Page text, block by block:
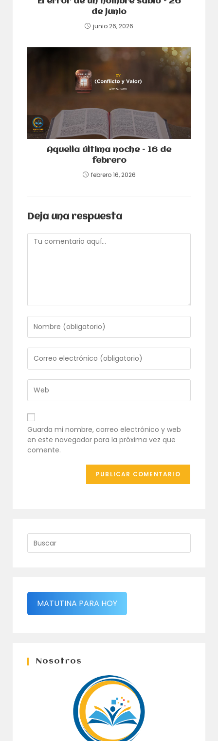
de junio
junio 26, 2026
Aquella última noche – 16 de
febrero
febrero 16, 2026
Deja una respuesta
Comentario
tu
nombre
o
nombre
de
usuario
para
comentar
tu
dirección
de
correo
electrónico
para
comentar
URL
de
tu
web
(opcional)
Guarda mi nombre, correo electrónico y web
en este navegador para la próxima vez que
comente.
MATUTINA PARA HOY
Nosotros